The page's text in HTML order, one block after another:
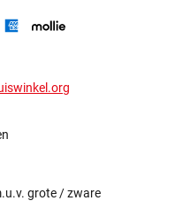
grote / zware